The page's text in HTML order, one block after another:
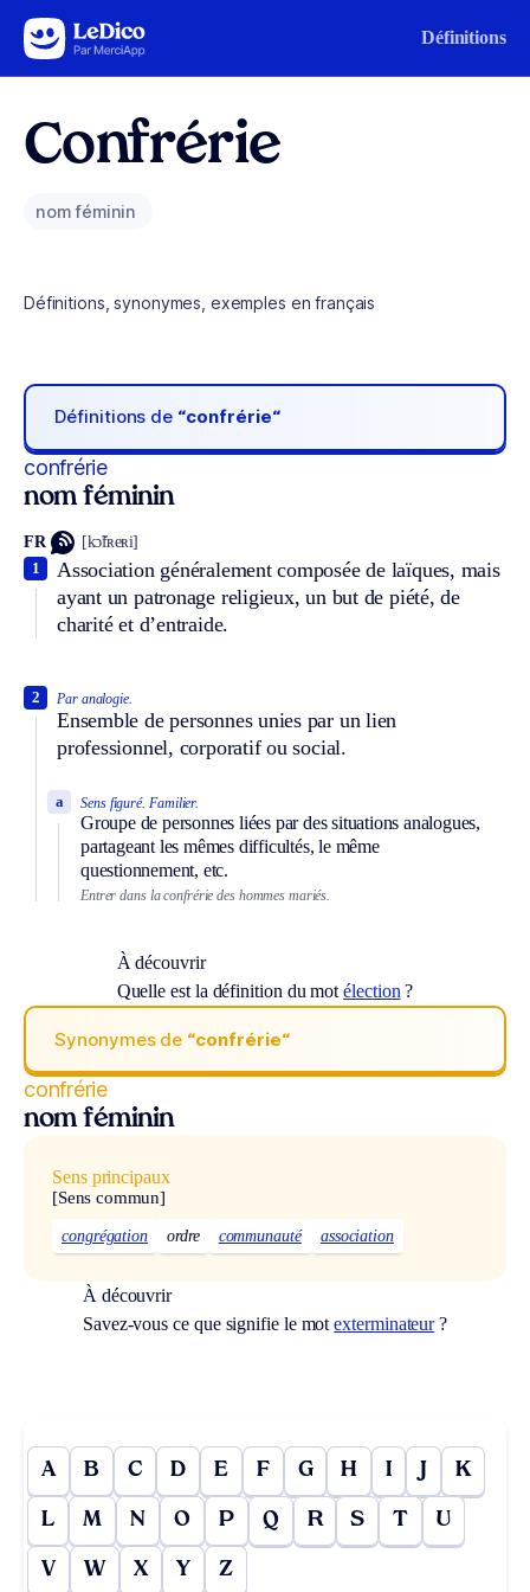
Aller au contenu Définitions
Confrérie
nom féminin
Définitions, synonymes, exemples en français
Définitions de “confrérie“
confrérie
nom féminin
FR [kɔ̃fʀeʀi]
Association généralement composée de laïques, mais
ayant un patronage religieux, un but de piété, de
charité et d’entraide.
1
Par analogie.
Ensemble de personnes unies par un lien
professionnel, corporatif ou social.
2
Sens figuré. Familier.
Groupe de personnes liées par des situations analogues,
partageant les mêmes difficultés, le même
questionnement, etc.
a
Entrer dans la confrérie des hommes mariés.
À découvrir
Quelle est la définition du motélection ?
Synonymes de “confrérie“
confrérie
nom féminin
Sens principaux
[Sens commun]
congrégation ordre communauté association
À découvrir
Savez-vous ce que signifie le motexterminateur?
A B C D E F G H I J K
L M N O P Q R S T U
V W X Y Z